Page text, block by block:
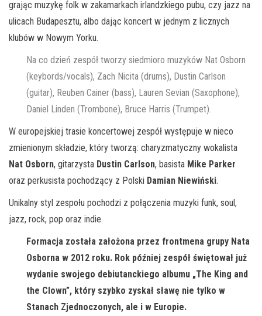
grając muzykę folk w zakamarkach irlandzkiego pubu, czy jazz na
ulicach Budapesztu, albo dając koncert w jednym z licznych
klubów w Nowym Yorku.
Na co dzień zespół tworzy siedmioro muzyków Nat Osborn
(keybords/vocals), Zach Nicita (drums), Dustin Carlson
(guitar), Reuben Cainer (bass), Lauren Sevian (Saxophone),
Daniel Linden (Trombone), Bruce Harris (Trumpet).
W europejskiej trasie koncertowej zespół występuje w nieco
zmienionym składzie, który tworzą: charyzmatyczny wokalista
Nat Osborn, gitarzysta Dustin Carlson, basista Mike Parker
oraz perkusista pochodzący z Polski Damian Niewiński.
Unikalny styl zespołu pochodzi z połączenia muzyki funk, soul,
jazz, rock, pop oraz indie.
Formacja została założona przez frontmena grupy Nata
Osborna w 2012 roku. Rok później zespół świętował już
wydanie swojego debiutanckiego albumu „The King and
the Clown”, który szybko zyskał sławę nie tylko w
Stanach Zjednoczonych, ale i w Europie.